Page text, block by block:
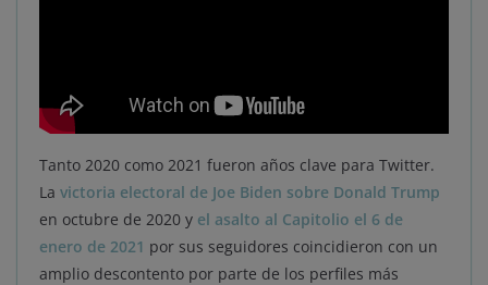
Tanto 2020 como 2021 fueron años clave para Twitter.
La victoria electoral de Joe Biden sobre Donald Trump
en octubre de 2020 y el asalto al Capitolio el 6 de
enero de 2021 por sus seguidores coincidieron con un
amplio descontento por parte de los perfiles más